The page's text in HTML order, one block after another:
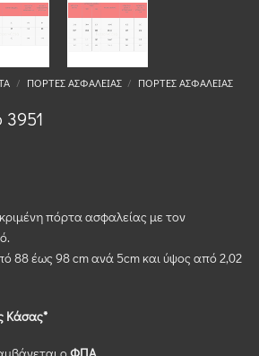
/ ΠΌΡΤΕΣ ΑΣΦΑΛΕΊΑΣ / ΠΌΡΤΕΣ ΑΣΦΑΛΕΊΑΣ
3951
πόρτα ασφαλείας με τον
88 έως 98 cm ανά 5cm και ύψος από 2,02
Κάσας*